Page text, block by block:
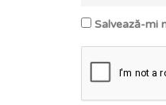
Salvează-mi